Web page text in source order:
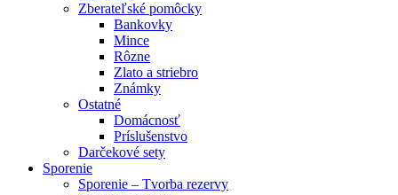
Zberateľské pomôcky
Bankovky
Mince
Rôzne
Zlato a striebro
Známky
Ostatné
Domácnosť
Príslušenstvo
Darčekové sety
Sporenie
Sporenie – Tvorba rezervy